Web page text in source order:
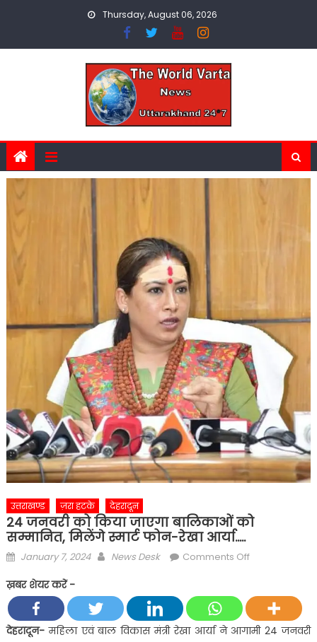
Thursday, August 06, 2026
उत्तराखण्ड ज़रा हटके देहरादून
24 जनवरी को किया जाएगा बालिकाओं को
सम्मानित, मिलेंगे स्मार्ट फोन-रेखा आर्या…..
Posted
January 7, 2024 Author
News Desk Comments Offon
को
किया
जाएगा
ख़बर शेयर करें -
देहरादून-महिला एवं बाल विकास मंत्री रेखा आर्या ने आगामी 24 जनवरी